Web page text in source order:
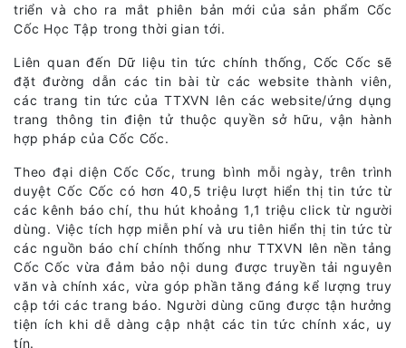
triển và cho ra mắt phiên bản mới của sản phẩm Cốc
Cốc Học Tập trong thời gian tới.
Liên quan đến Dữ liệu tin tức chính thống, Cốc Cốc sẽ
đặt đường dẫn các tin bài từ các website thành viên,
các trang tin tức của TTXVN lên các website/ứng dụng
trang thông tin điện tử thuộc quyền sở hữu, vận hành
hợp pháp của Cốc Cốc.
Theo đại diện Cốc Cốc, trung bình mỗi ngày, trên trình
duyệt Cốc Cốc có hơn 40,5 triệu lượt hiển thị tin tức từ
các kênh báo chí, thu hút khoảng 1,1 triệu click từ người
dùng. Việc tích hợp miễn phí và ưu tiên hiển thị tin tức từ
các nguồn báo chí chính thống như TTXVN lên nền tảng
Cốc Cốc vừa đảm bảo nội dung được truyền tải nguyên
văn và chính xác, vừa góp phần tăng đáng kể lượng truy
cập tới các trang báo. Người dùng cũng được tận hưởng
tiện ích khi dễ dàng cập nhật các tin tức chính xác, uy
tín.